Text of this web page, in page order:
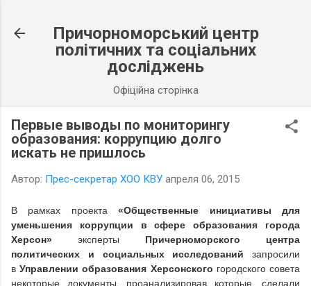
Причорноморський центр
політичних та соціальних
досліджень
Офіційна сторінка
Первые выводы по мониторингу
образования: коррупцию долго
искать не пришлось
Автор: Прес-секретар ХОО КВУ апреля 06, 2015
В рамках проекта«Общественные инициативы для
уменьшения коррупции в сфере образования города
Херсон» эксперты Причерноморского центра
политических и социальных исследований запросили
вУправлении образования Херсонского городского совета
некоторые документы, проанализировав которые, сделали